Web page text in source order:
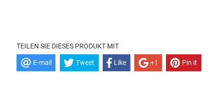
TEILEN SIE DIESES PRODUKT MIT
E-mail Tweet Like +1 Pin it